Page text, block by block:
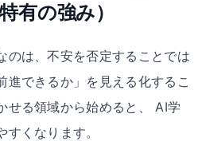
有の強み）
のは、不安を否定することでは
進できるか」を見える化するこ
せる領域から始めると、 AI学
くなります。